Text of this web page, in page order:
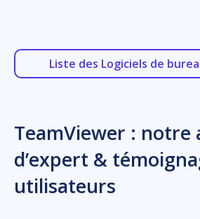
Liste des Logiciels de
TeamViewer : notre
d’expert &
utilisateurs